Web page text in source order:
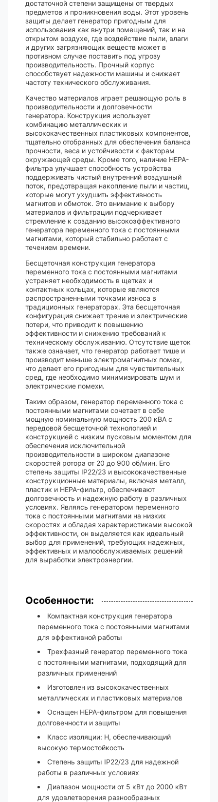
достаточной степени защищены от твердых
предметов и проникновения воды. Этот уровень
защиты делает генератор пригодным для
использования как внутри помещений, так и на
открытом воздухе, где воздействие пыли, влаги
и других загрязняющих веществ может в
противном случае поставить под угрозу
производительность. Прочный корпус
способствует надежности машины и снижает
частоту технического обслуживания.
Качество материалов играет решающую роль в
производительности и долговечности
генератора. Конструкция использует
комбинацию металлических и
высококачественных пластиковых компонентов,
тщательно отобранных для обеспечения баланса
прочности, веса и устойчивости к факторам
окружающей среды. Кроме того, наличие HEPA-
фильтра улучшает способность устройства
поддерживать чистый внутренний воздушный
поток, предотвращая накопление пыли и частиц,
которые могут ухудшить эффективность
магнитов и обмоток. Это внимание к выбору
материалов и фильтрации подчеркивает
стремление к созданию высокоэффективного
генератора переменного тока с постоянными
магнитами, который стабильно работает с
течением времени.
Бесщеточная конструкция генератора
переменного тока с постоянными магнитами
устраняет необходимость в щетках и
контактных кольцах, которые являются
распространенными точками износа в
традиционных генераторах. Эта бесщеточная
конфигурация снижает трение и электрические
потери, что приводит к повышению
эффективности и снижению требований к
техническому обслуживанию. Отсутствие щеток
также означает, что генератор работает тише и
производит меньше электромагнитных помех,
что делает его пригодным для чувствительных
сред, где необходимо минимизировать шум и
электрические помехи.
Таким образом, генератор переменного тока с
постоянными магнитами сочетает в себе
мощную номинальную мощность 200 кВА с
передовой бесщеточной технологией и
конструкцией с низким пусковым моментом для
обеспечения исключительной
производительности в широком диапазоне
скоростей ротора от 20 до 900 об/мин. Его
степень защиты IP22/23 и высококачественные
конструкционные материалы, включая металл,
пластик и HEPA-фильтр, обеспечивают
долговечность и надежную работу в различных
условиях. Являясь генератором переменного
тока с постоянными магнитами на низких
скоростях и обладая характеристиками высокой
эффективности, он выделяется как идеальный
выбор для применений, требующих надежных,
эффективных и малообслуживаемых решений
для выработки электроэнергии.
Особенности:
Компактная конструкция генератора
переменного тока с постоянными магнитами
для эффективной работы
Трехфазный генератор переменного тока
с постоянными магнитами, подходящий для
различных применений
Изготовлен из высококачественных
металлических и пластиковых материалов
Оснащен HEPA-фильтром для повышения
долговечности и защиты
Класс изоляции: H, обеспечивающий
высокую термостойкость
Степень защиты IP22/23 для надежной
работы в различных условиях
Диапазон мощности от 5 кВт до 2000 кВт
для удовлетворения разнообразных